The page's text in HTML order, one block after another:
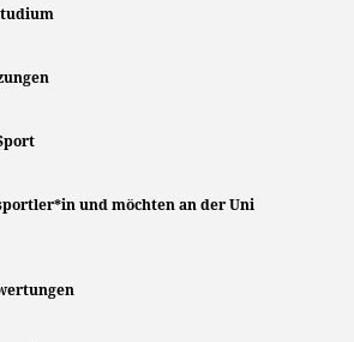
und möchten an der Uni